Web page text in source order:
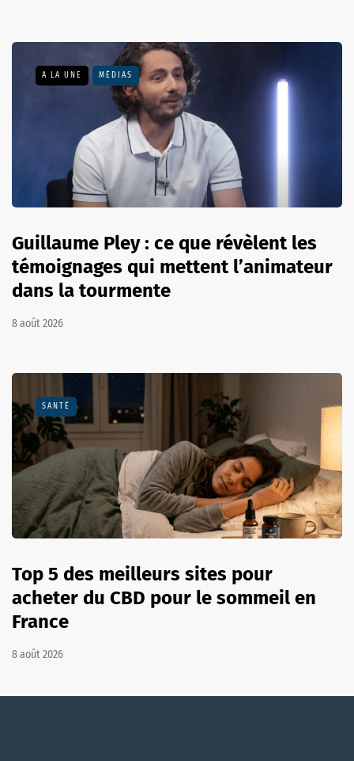
A LA UNE MÉDIAS
Guillaume Pley : ce que révèlent les
témoignages qui mettent l’animateur
dans la tourmente
8 août 2026
SANTÉ
Top 5 des meilleurs sites pour
acheter du CBD pour le sommeil en
France
8 août 2026